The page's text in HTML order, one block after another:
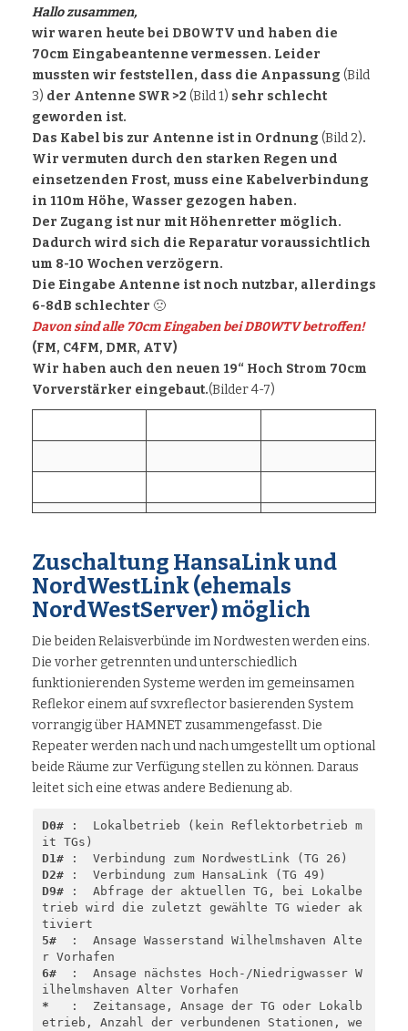
Hallo zusammen,
wir waren heute bei DB0WTV und haben die
70cm Eingabeantenne vermessen. Leider
mussten wir feststellen, dass die Anpassung (Bild
3) der Antenne SWR >2 (Bild 1) sehr schlecht
geworden ist.
Das Kabel bis zur Antenne ist in Ordnung (Bild 2).
Wir vermuten durch den starken Regen und
einsetzenden Frost, muss eine Kabelverbindung
in 110m Höhe, Wasser gezogen haben.
Der Zugang ist nur mit Höhenretter möglich.
Dadurch wird sich die Reparatur voraussichtlich
um 8-10 Wochen verzögern.
Die Eingabe Antenne ist noch nutzbar, allerdings
6-8dB schlechter 🙁
Davon sind alle 70cm Eingaben bei DB0WTV betroffen!
(FM, C4FM, DMR, ATV)
Wir haben auch den neuen 19“ Hoch Strom 70cm
Vorverstärker eingebaut.(Bilder 4-7)
Zuschaltung HansaLink und
NordWestLink(ehemals
NordWestServer) möglich
Die beiden Relaisverbünde im Nordwesten werden eins.
Die vorher getrennten und unterschiedlich
funktionierenden Systeme werden im gemeinsamen
Reflekor einem auf svxreflector basierenden System
vorrangig über HAMNET zusammengefasst. Die
Repeater werden nach und nach umgestellt um optional
beide Räume zur Verfügung stellen zu können. Daraus
leitet sich eine etwas andere Bedienung ab.
D0# :  Lokalbetrieb (kein Reflektorbetrieb m
D1#
D2#
D9# :  Abfrage der aktuellen TG, bei Lokalbe
trieb wird die zuletzt gewählte TG wieder ak
5#
  :  Ansage Wasserstand Wilhelmshaven Alte
6#
  :  Ansage nächstes Hoch-/Niedrigwasser W
*
   :  Zeitansage, Ansage der TG oder Lokalb
etrieb, Anzahl der verbundenen Stationen, we